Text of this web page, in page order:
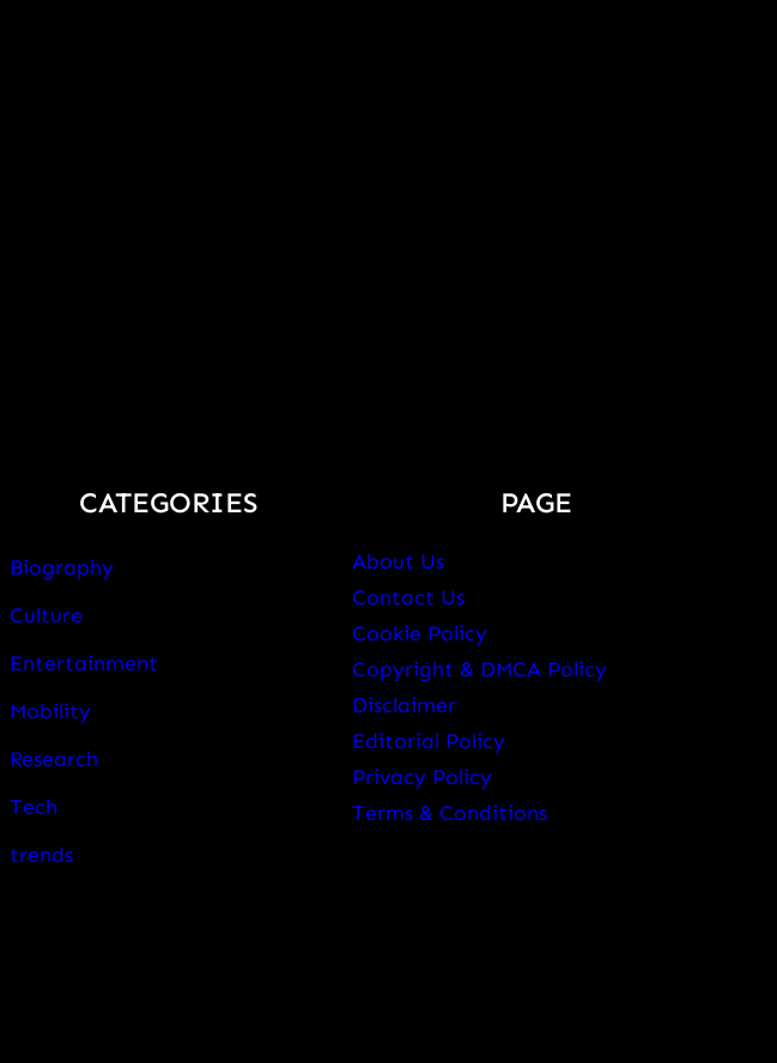
CATEGORIES
Biography
Culture
Entertainment
Mobility
Research
Tech
trends
PAGE
About Us
Contact Us
Cookie Policy
Copyright & DMCA Policy
Disclaimer
Editorial Policy
Privacy Policy
Terms & Conditions